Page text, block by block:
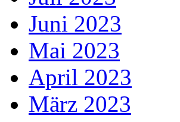
Juni 2023
Mai 2023
April 2023
März 2023